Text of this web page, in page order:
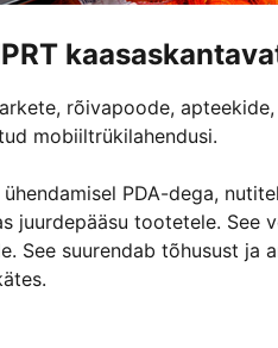
rõivapoode,
mobiiltrükilahendusi.
PDA-dega,
juurdepääsu tootetele. See
See suurendab tõhusust ja